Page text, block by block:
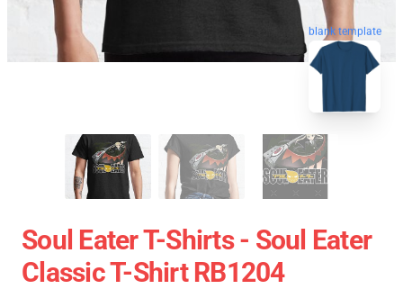
blank template
Soul Eater T-Shirts - Soul Eater
Classic T-Shirt RB1204